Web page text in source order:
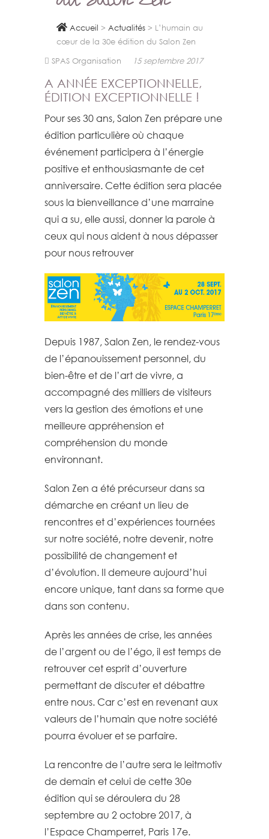
Accueil > Actualités > L’humain au
cœur de la 30e édition du Salon Zen
SPAS Organisation
15 septembre 2017
A ANNÉE EXCEPTIONNELLE,
ÉDITION EXCEPTIONNELLE !
Pour ses 30 ans, Salon Zen prépare une
édition particulière où chaque
événement participera à l’énergie
positive et enthousiasmante de cet
anniversaire. Cette édition sera placée
sous la bienveillance d’une marraine
qui a su, elle aussi, donner la parole à
ceux qui nous aident à nous dépasser
pour nous retrouver
Depuis 1987, Salon Zen, le rendez-vous
de l’épanouissement personnel, du
bien-être et de l’art de vivre, a
accompagné des milliers de visiteurs
vers la gestion des émotions et une
meilleure appréhension et
compréhension du monde
environnant.
Salon Zen a été précurseur dans sa
démarche en créant un lieu de
rencontres et d’expériences tournées
sur notre société, notre devenir, notre
possibilité de changement et
d’évolution. Il demeure aujourd’hui
encore unique, tant dans sa forme que
dans son contenu.
Après les années de crise, les années
de l’argent ou de l’égo, il est temps de
retrouver cet esprit d’ouverture
permettant de discuter et débattre
entre nous. Car c’est en revenant aux
valeurs de l’humain que notre société
pourra évoluer et se parfaire.
La rencontre de l’autre sera le leitmotiv
de demain et celui de cette 30e
édition qui se déroulera du 28
septembre au 2 octobre 2017, à
l’Espace Champerret, Paris 17e.